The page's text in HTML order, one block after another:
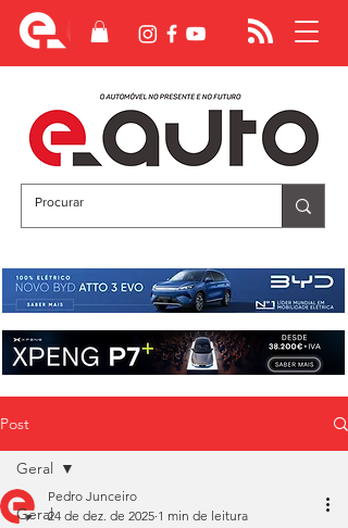
Post
Geral
Geral
Pedro Junceiro
24 de dez. de 2025 1 min de leitura